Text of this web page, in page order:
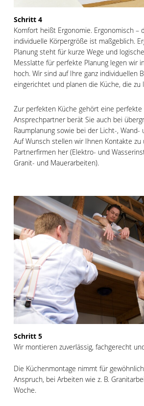
Schritt 4
Komfort heißt Ergonomie. Ergonomisch –
individuelle Körpergröße ist maßgeblich.
Planung steht für kurze Wege und
Messlatte für perfekte Planung legen wir
hoch. Wir sind auf Ihre ganz individuellen
eingerichtet und planen die Küche, die zu
Zur perfekten Küche gehört eine
Ansprechpartner berät Sie auch bei
Raumplanung sowie bei der Licht-, Wand-
Auf Wunsch stellen wir Ihnen Kontakte zu
Partnerfirmen her (Elektro- und
Granit- und Mauerarbeiten).
Schritt 5
Wir montieren zuverlässig, fachgerecht
Die Küchenmontage nimmt für
Anspruch, bei Arbeiten wie z. B.
Woche.